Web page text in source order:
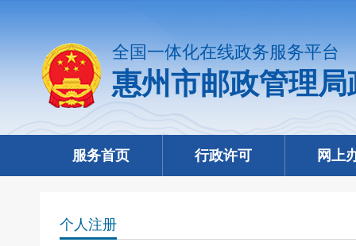
全国一体化在线政务服务平台
惠州市邮政管理
服务首页 行政许可 网上
个人注册